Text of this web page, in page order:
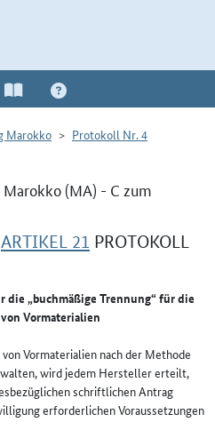
Marokko
Protokoll Nr. 4
(MA) - C zum
ARTIKEL 21 PROTOKOLL
„buchmäßige Trennung“ für die
Vormaterialien
Vormaterialien nach der Methode
wird jedem Hersteller erteilt,
schriftlichen Antrag
erforderlichen Voraussetzungen